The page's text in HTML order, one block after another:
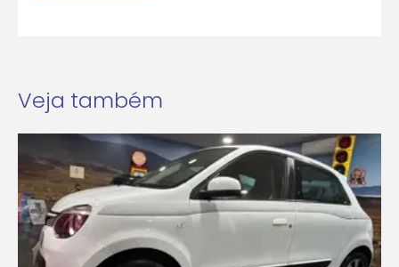
Veja também